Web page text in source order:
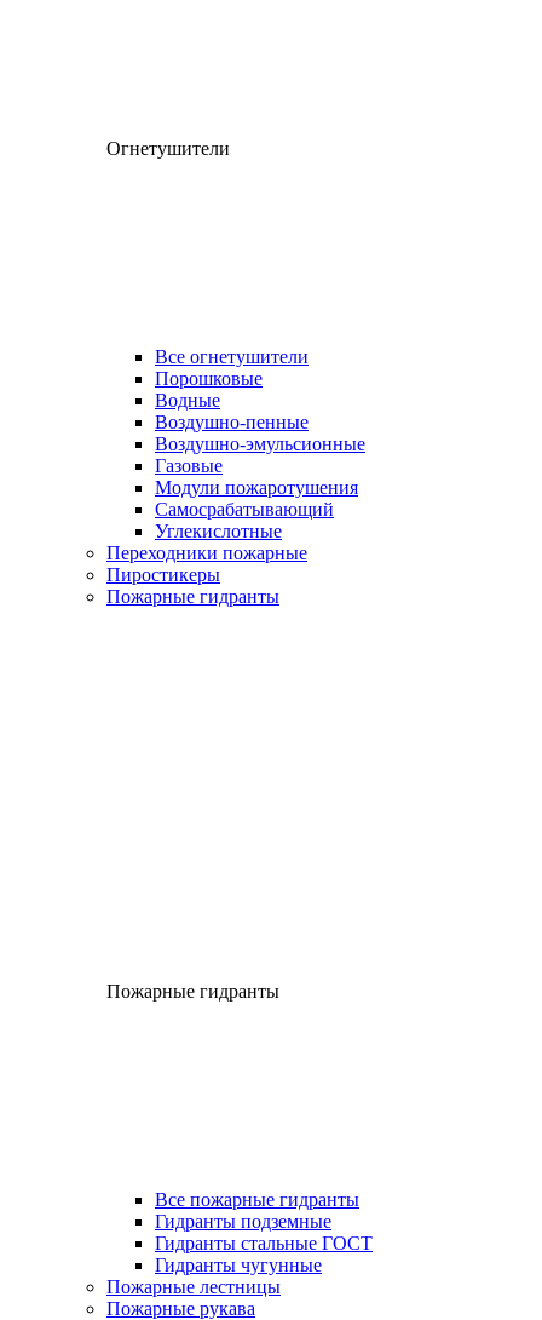
Огнетушители
Все огнетушители
Порошковые
Водные
Воздушно-пенные
Воздушно-эмульсионные
Газовые
Модули пожаротушения
Самосрабатывающий
Углекислотные
Переходники пожарные
Пиростикеры
Пожарные гидранты
Пожарные гидранты
Все пожарные гидранты
Гидранты подземные
Гидранты стальные ГОСТ
Гидранты чугунные
Пожарные лестницы
Пожарные рукава